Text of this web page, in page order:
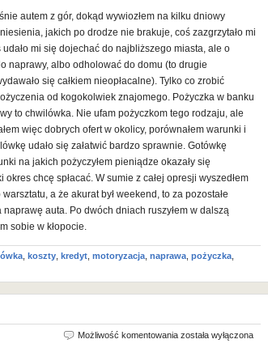
naprawę
samochodu
autem z gór, dokąd wywiozłem na kilku dniowy
jakich po drodze nie brakuje, coś zazgrzytało mi
mi się dojechać do najbliższego miasta, ale o
naprawy, albo odholować do domu (to drugie
się całkiem nieopłacalne). Tylko co zrobić
od kogokolwiek znajomego. Pożyczka w banku
to chwilówka. Nie ufam pożyczkom tego rodzaju, ale
więc dobrych ofert w okolicy, porównałem warunki i
udało się załatwić bardzo sprawnie. Gotówkę
na jakich pożyczyłem pieniądze okazały się
chcę spłacać. W sumie z całej opresji wyszedłem
a że akurat był weekend, to za pozostałe
auta. Po dwóch dniach ruszyłem w dalszą
sobie w kłopocie.
koszty kredyt motoryzacja naprawa pożyczka
Możliwość komentowania Chwilówka
została wyłączona